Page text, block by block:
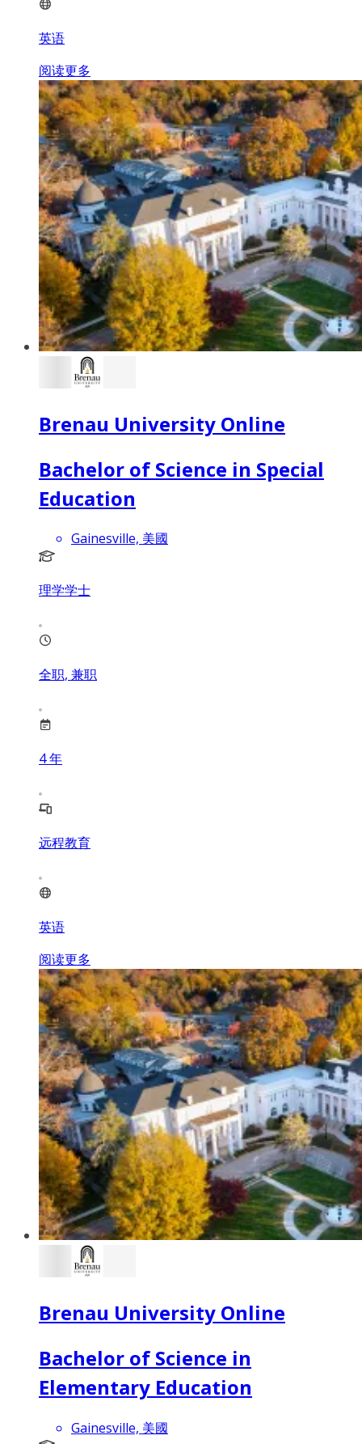
英语
阅读更多
Brenau University Online
Bachelor of Science in Special
Education
Gainesville, 美國
理学学士
全职, 兼职
4年
远程教育
英语
阅读更多
Brenau University Online
Bachelor of Science in
Elementary Education
Gainesville, 美國